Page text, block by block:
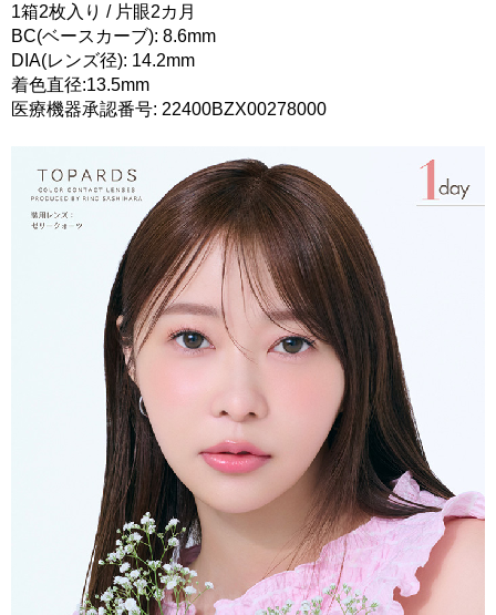
1箱2枚入り / 片眼2カ月
BC(ベースカーブ): 8.6mm
DIA(レンズ径): 14.2mm
着色直径:13.5mm
医療機器承認番号: 22400BZX00278000